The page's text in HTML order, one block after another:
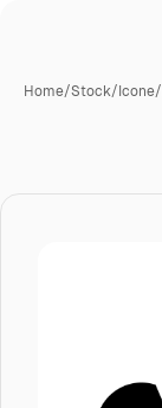
Home/Stock/Icone/